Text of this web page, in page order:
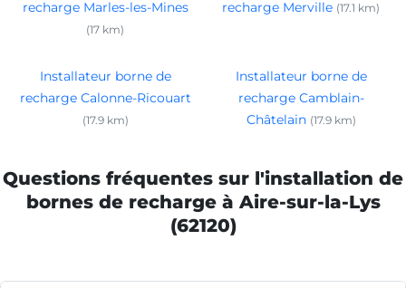
recharge Marles-les-Mines
(17 km)
recharge Merville (17.1 km)
Installateur borne de
recharge Calonne-Ricouart
(17.9 km)
Installateur borne de
recharge Camblain-
Châtelain (17.9 km)
Questions fréquentes sur l'installation de
bornes de recharge à Aire-sur-la-Lys
(62120)